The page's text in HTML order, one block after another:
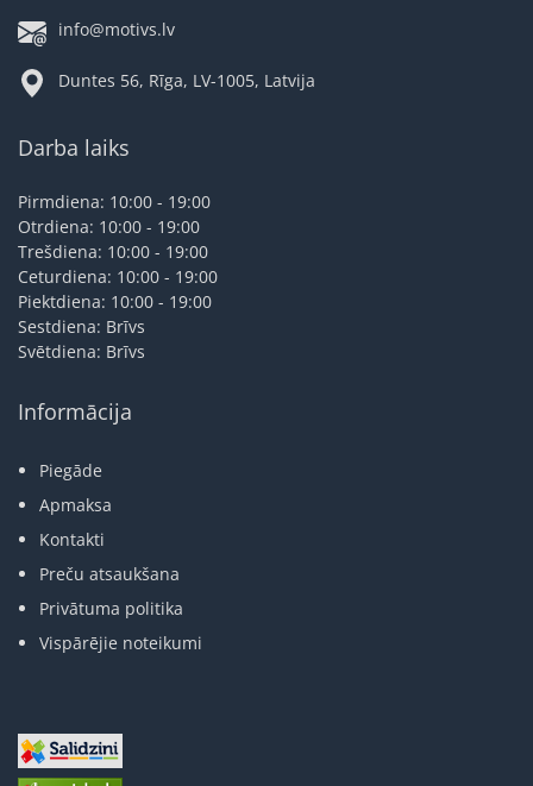
info@motivs.lv
Duntes 56, Rīga, LV-1005, Latvija
Darba laiks
Pirmdiena: 10:00 - 19:00
Otrdiena: 10:00 - 19:00
Trešdiena: 10:00 - 19:00
Ceturdiena: 10:00 - 19:00
Piektdiena: 10:00 - 19:00
Sestdiena: Brīvs
Svētdiena: Brīvs
Informācija
Piegāde
Apmaksa
Kontakti
Preču atsaukšana
Privātuma politika
Vispārējie noteikumi